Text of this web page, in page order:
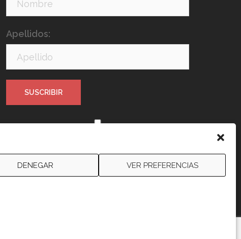
DENEGAR VER PREFERENCIAS
Apellidos:
condiciones